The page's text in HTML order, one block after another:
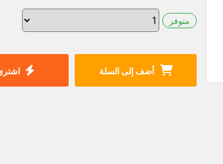
متوفر
أضف إلى السلة